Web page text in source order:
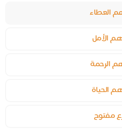
العطاء
الأمل
الرحمة
الحياة
مفتوح